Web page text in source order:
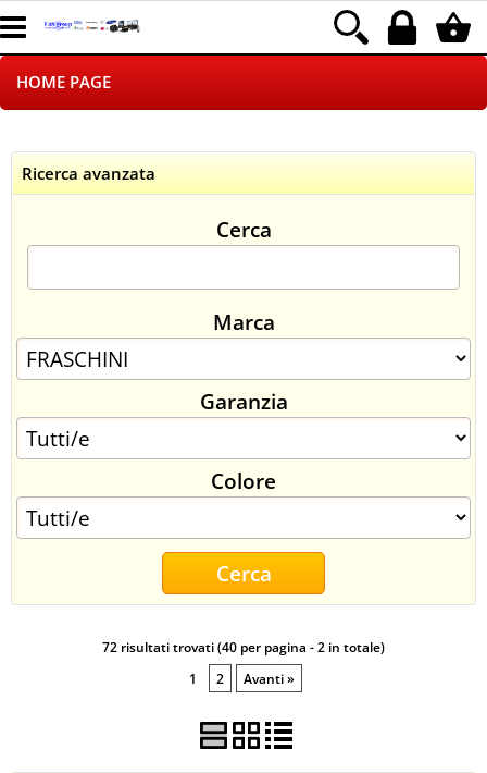
HOME PAGE
LOGISTICA
NEGOZI ON LINE
SINCRONIZZATI CON NOI
SPEDIZIONI
CONTATTI
Ricerca avanzata
Cerca
Marca
Garanzia
Colore
72 risultati trovati (40 per pagina - 2 in totale)
1
2 Avanti »